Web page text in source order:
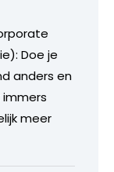
Doe je
anders en
meer